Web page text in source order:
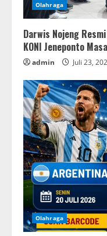
Olahraga
Darwis Nojeng
KONI Jeneponto
admin Juli 23,
Olahraga